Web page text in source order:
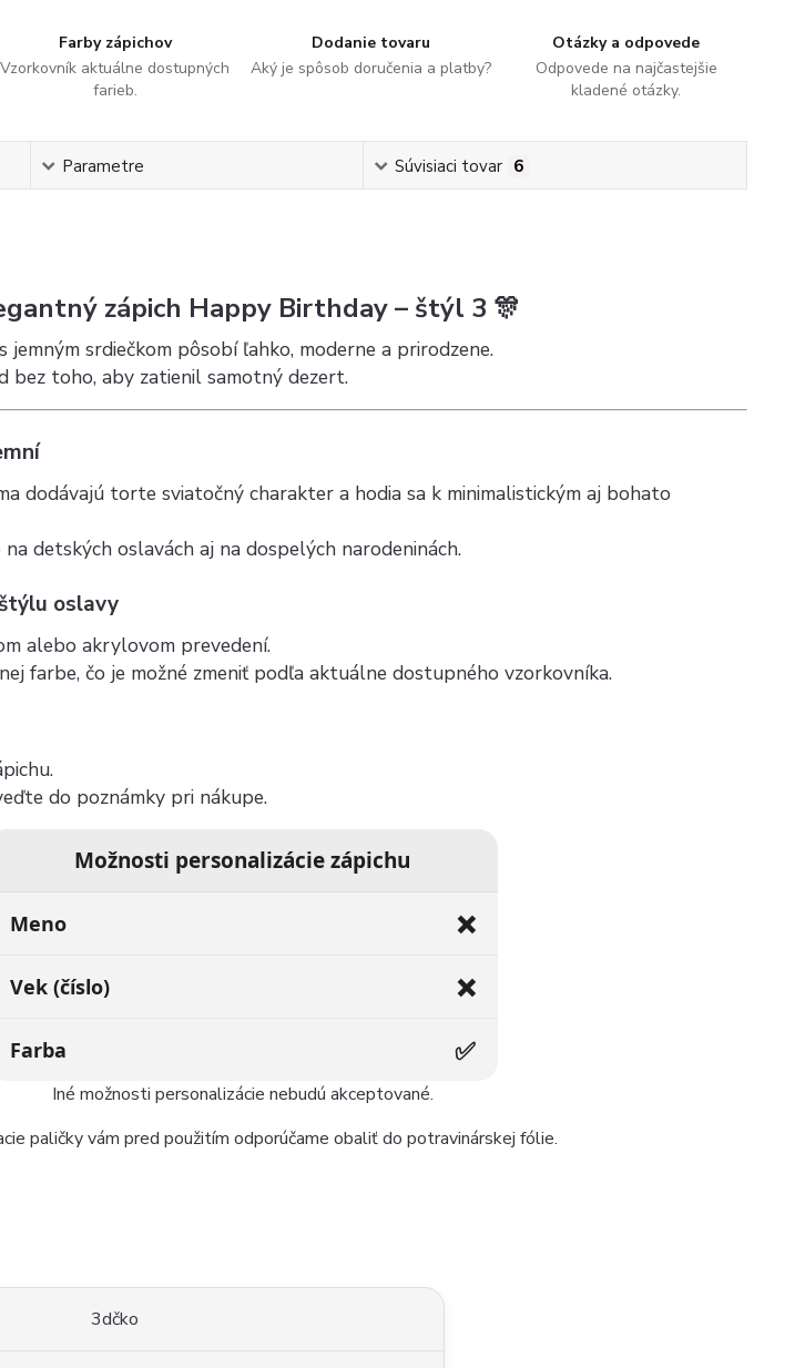
Farby zápichov
Vzorkovník aktuálne dostupných
farieb.
Dodanie tovaru
Aký je spôsob doručenia a platby?
Otázky a odpovede
Odpovede na najčastejšie
kladené otázky.
Parametre Súvisiaci tovar 6
zápich Happy Birthday – štýl 3 🎊
srdiečkom pôsobí ľahko, moderne a prirodzene.
toho, aby zatienil samotný dezert.
dodávajú torte sviatočný charakter a hodia sa k minimalistickým aj bohato
detských oslavách aj na dospelých narodeninách.
oslavy
alebo akrylovom prevedení.
farbe, čo je možné zmeniť podľa aktuálne dostupného vzorkovníka.
do poznámky pri nákupe.
Možnosti personalizácie zápichu
Meno ❌
Vek (číslo) ❌
Farba ✅
Iné možnosti personalizácie nebudú akceptované.
paličky vám pred použitím odporúčame obaliť do potravinárskej fólie.
3dčko